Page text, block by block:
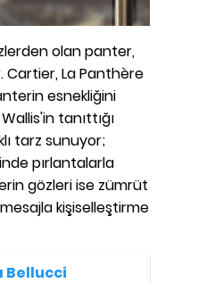
olan panter,
Cartier, La Panthère
esnekliğini
tanıttığı
tarz sunuyor;
pırlantalarla
gözleri ise zümrüt
kişiselleştirme
Bellucci